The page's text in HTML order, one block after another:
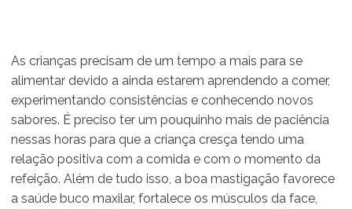
As crianças precisam de um tempo a mais para se
alimentar devido a ainda estarem aprendendo a comer,
experimentando consistências e conhecendo novos
sabores. É preciso ter um pouquinho mais de paciência
nessas horas para que a criança cresça tendo uma
relação positiva com a comida e com o momento da
refeição. Além de tudo isso, a boa mastigação favorece
a saúde buco maxilar, fortalece os músculos da face,